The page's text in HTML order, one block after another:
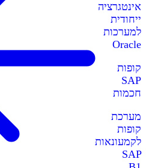
אינטגרציה
ייחודית
למערכות
Oracle
קופות
SAP
חכמות
מערכת
קופות
לקמעונאות
SAP